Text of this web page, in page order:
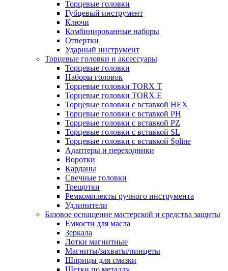
Торцевые головки
Губцевый инструмент
Ключи
Комбинированные наборы
Отвертки
Ударный инструмент
Торцевые головки и аксессуары
Торцевые головки
Наборы головок
Торцевые головки TORX T
Торцевые головки TORX Е
Торцевые головки с вставкой HEX
Торцевые головки с вставкой PH
Торцевые головки с вставкой PZ
Торцевые головки с вставкой SL
Торцевые головки с вставкой Spline
Адаптеры и переходники
Воротки
Карданы
Свечные головки
Трещотки
Ремкомплекты ручного инструмента
Удлинители
Базовое оснащение мастерской и средства защиты
Емкости для масла
Зеркала
Лотки магнитные
Магниты/захваты/пинцеты
Шприцы для смазки
Щетки по металлу